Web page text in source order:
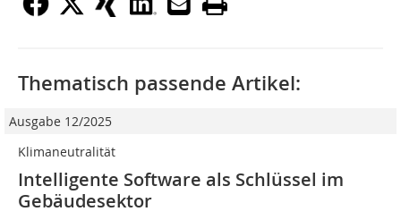
Thematisch passende Artikel:
Ausgabe 12/2025
Klimaneutralität
Intelligente Software als Schlüssel im
Gebäudesektor